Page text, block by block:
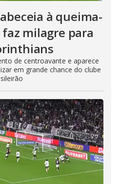
à queima-
milagre para
de centroavante e aparece
em grande chance do clube